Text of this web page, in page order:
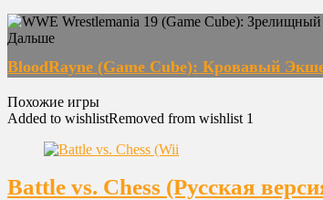
Дальше
BloodRayne (Game Cube): Кровавый
Похожие игры
Added to wishlistRemoved from wishlist 1
Battle vs. Chess (Русская